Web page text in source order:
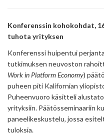
Konferenssin kohokohdat,
tuhota yrityksen
Konferenssi huipentui
tutkimuksen neuvoston
Work in Platform Economy)
puheen piti Kalifornian
Puheenvuoro käsitteli
yrityksiin. Päätösseminaariin
paneelikeskustelu, jossa
tuloksia.